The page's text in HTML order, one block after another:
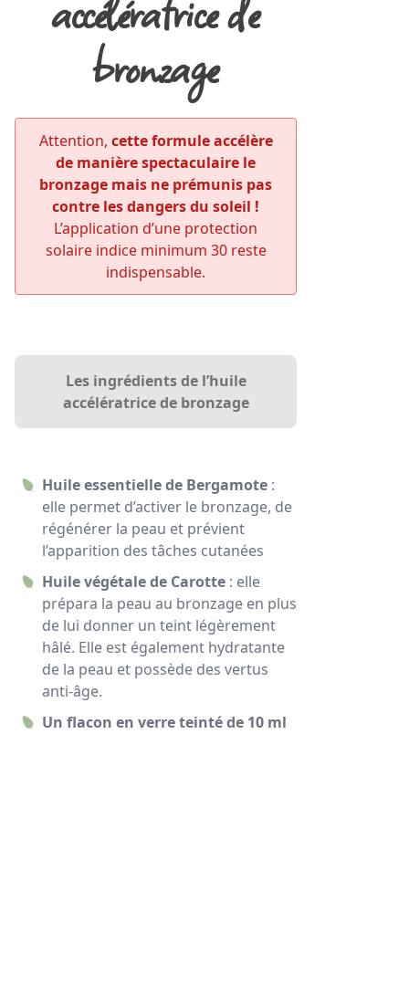
bronzage
Attention, cette formule accélère
de manière spectaculaire le
bronzage mais ne prémunis pas
contre les dangers du soleil !
L’application d’une protection
solaire indice minimum 30 reste
indispensable.
Les ingrédients de l’huile
accélératrice de bronzage
Huile essentielle de Bergamote :
elle permet d’activer le bronzage, de
régénérer la peau et prévient
l’apparition des tâches cutanées
Huile végétale de Carotte : elle
prépara la peau au bronzage en plus
de lui donner un teint légèrement
hâlé. Elle est également hydratante
de la peau et possède des vertus
anti-âge.
Un flacon en verre teinté de 10 ml